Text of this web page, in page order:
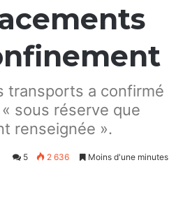
transports a confirmé
sous réserve que
renseignée ».
5 2 636 Moins d'une minutes